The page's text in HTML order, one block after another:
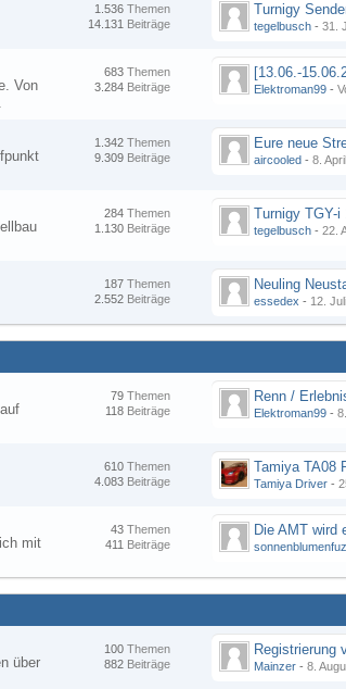
Themen
1.536
Beiträge
14.131
Turnigy
tegelbusch - 31.
Von
Themen
683
Beiträge
3.284 Elektroman99 -
Themen
1.342
Beiträge
9.309 aircooled - 8.
Themen
284
Beiträge
1.130
Turnigy TGY-i
tegelbusch - 22.
Themen
187
Beiträge
2.552
Neuling
essedex - 12.
Themen
79
Beiträge
118 Elektroman99 -
Themen
610
Beiträge
4.083
Tamiya TA08
Tamiya Driver -
mit
Themen
43
Beiträge
411
Die AMT wird
über
Themen
100
Beiträge
882
Registrierung
Mainzer - 8.